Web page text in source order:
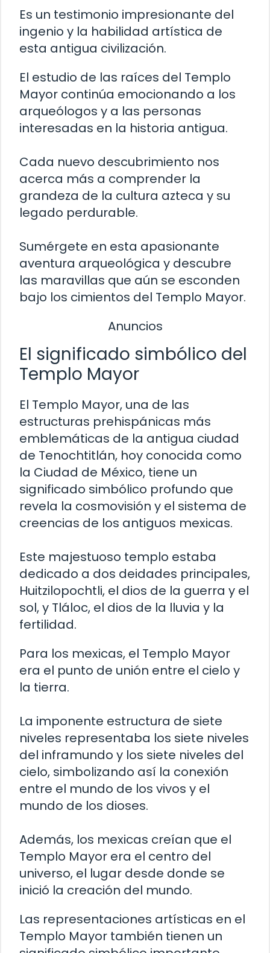
Es un testimonio impresionante del
ingenio y la habilidad artística de
esta antigua civilización.
El estudio de las raíces del Templo
Mayor continúa emocionando a los
arqueólogos y a las personas
interesadas en la historia antigua.
Cada nuevo descubrimiento nos
acerca más a comprender la
grandeza de la cultura azteca y su
legado perdurable.
Sumérgete en esta apasionante
aventura arqueológica y descubre
las maravillas que aún se esconden
bajo los cimientos del Templo Mayor.
Anuncios
El significado simbólico del
Templo Mayor
El Templo Mayor, una de las
estructuras prehispánicas más
emblemáticas de la antigua ciudad
de Tenochtitlán, hoy conocida como
la Ciudad de México, tiene un
significado simbólico profundo que
revela la cosmovisión y el sistema de
creencias de los antiguos mexicas.
Este majestuoso templo estaba
dedicado a dos deidades principales,
Huitzilopochtli, el dios de la guerra y el
sol, y Tláloc, el dios de la lluvia y la
fertilidad.
Para los mexicas, el Templo Mayor
era el punto de unión entre el cielo y
la tierra.
La imponente estructura de siete
niveles representaba los siete niveles
del inframundo y los siete niveles del
cielo, simbolizando así la conexión
entre el mundo de los vivos y el
mundo de los dioses.
Además, los mexicas creían que el
Templo Mayor era el centro del
universo, el lugar desde donde se
inició la creación del mundo.
Las representaciones artísticas en el
Templo Mayor también tienen un